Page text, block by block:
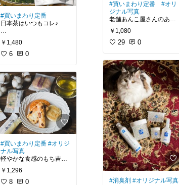
#買いまわり定番
日本茶はいつもコレ♪
#買ってよかった
#我が家のお取り寄せ
#ティータイム
￥1,480
6 0
#買いまわり定番 #オリジ
ナル写真
軽やかな食感のもち吉の
お煎餅♪
買いまわりの定番アイテ
ムです。
￥1,296
8 0
#買いまわり定番
#オリ
ジナル写真
老舗あんこ屋さんのあん
こ！
おうちであんバタートー
ストを楽しむときはいつ
べるのも好き！
1000円ポッキリなので、
買いまわりにも嬉しい♪
#買ってよかった
#我が家のお取り寄せ
#自分へのご褒美
#スイーツ部
#あんこ
#1000円ポッキリ
￥1,080
29 0
#消臭剤 #オリジナル写真